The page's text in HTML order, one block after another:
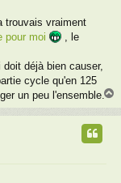
trouvais vraiment
pour moi
, le
déjà bien causer,
cycle qu'en 125
un peu l'ensemble.